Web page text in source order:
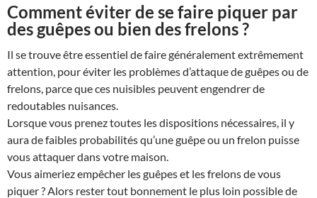
Comment éviter de se faire piquer par
des guêpes ou bien des frelons ?
Il se trouve être essentiel de faire généralement extrêmement
attention, pour éviter les problèmes d’attaque de guêpes ou de
frelons, parce que ces nuisibles peuvent engendrer de
redoutables nuisances.
Lorsque vous prenez toutes les dispositions nécessaires, il y
aura de faibles probabilités qu’une guêpe ou un frelon puisse
vous attaquer dans votre maison.
Vous aimeriez empêcher les guêpes et les frelons de vous
piquer ? Alors rester tout bonnement le plus loin possible de